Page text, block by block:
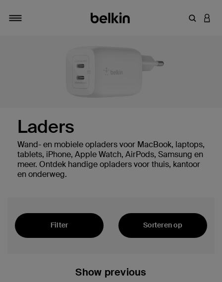
Laders
Wand- en mobiele opladers voor MacBook, laptops,
tablets, iPhone, Apple Watch, AirPods, Samsung en
meer. Ontdek handige opladers voor thuis, kantoor
en onderweg.
Filter
Sorteren op
Show previous